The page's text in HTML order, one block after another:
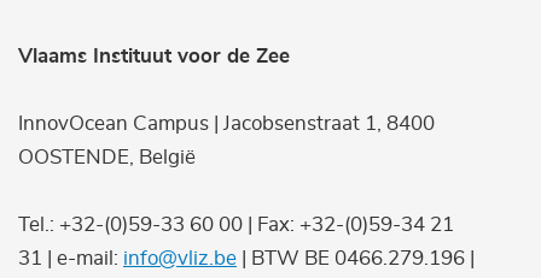
Vlaams Instituut voor de Zee
InnovOcean Campus | Jacobsenstraat 1, 8400
OOSTENDE, België
Tel.: +32-(0)59-33 60 00 | Fax: +32-(0)59-34 21
31 | e-mail: info@vliz.be | BTW BE 0466.279.196 |